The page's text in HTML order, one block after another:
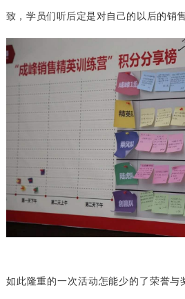
致，学员们听后定是对自己的以后的销
如此隆重的一次活动怎能少的了荣誉与